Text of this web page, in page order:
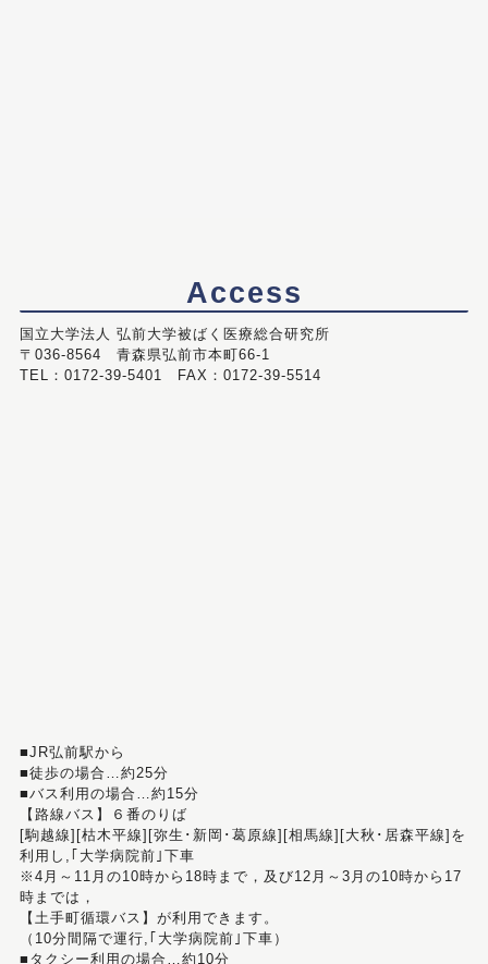
Access
国立大学法人 弘前大学被ばく医療総合研究所
〒036-8564 青森県弘前市本町66-1
TEL：0172-39-5401 FAX：0172-39-5514
■JR弘前駅から
■徒歩の場合…約25分
■バス利用の場合…約15分
【路線バス】６番のりば
[駒越線][枯木平線][弥生･新岡･葛原線][相馬線][大秋･居森平線]を
利用し,｢大学病院前｣下車
※4月～11月の10時から18時まで，及び12月～3月の10時から17
時までは，
【土手町循環バス】が利用できます。
（10分間隔で運行,｢大学病院前｣下車）
■タクシー利用の場合…約10分